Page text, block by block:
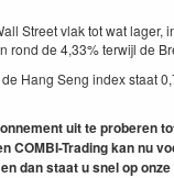
Street vlak tot wat
rond de 4,33% terwijl de
Hang Seng index staat
uit te proberen
COMBI-Trading kan nu
en dan staat u snel op